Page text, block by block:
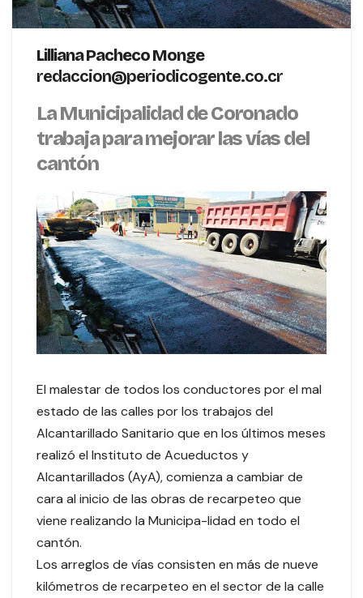
Lilliana Pacheco Monge
redaccion@periodicogente.co.cr
La Municipalidad de Coronado
trabaja para mejorar las vías del
cantón
El malestar de todos los conductores por el mal
estado de las calles por los trabajos del
Alcantarillado Sanitario que en los últimos meses
realizó el Instituto de Acueductos y
Alcantarillados (AyA), comienza a cambiar de
cara al inicio de las obras de recarpeteo que
viene realizando la Municipa-lidad en todo el
cantón.
Los arreglos de vías consisten en más de nueve
kilómetros de recarpeteo en el sector de la calle